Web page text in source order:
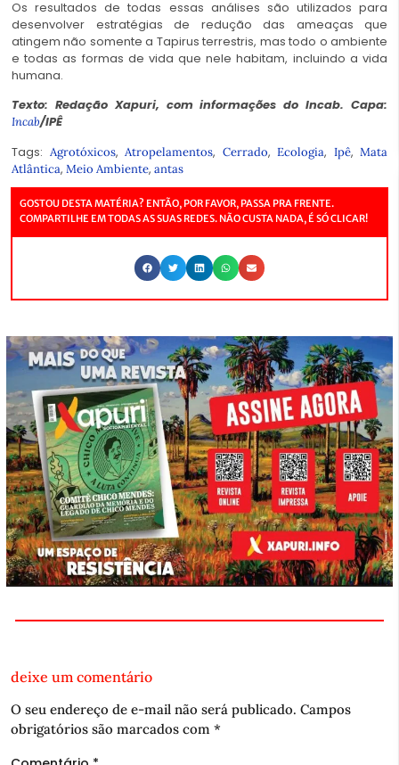
Os resultados de todas essas análises são utilizados para
desenvolver estratégias de redução das ameaças que
atingem não somente a Tapirus terrestris, mas todo o ambiente
e todas as formas de vida que nele habitam, incluindo a vida
humana.
Texto: Redação Xapuri, com informações do Incab. Capa:
Incab/IPÊ
Tags: Agrotóxicos, Atropelamentos, Cerrado, Ecologia, Ipê, Mata
Atlântica, Meio Ambiente, antas
GOSTOU DESTA MATÉRIA? ENTÃO, POR FAVOR, PASSA PRA FRENTE.
COMPARTILHE EM TODAS AS SUAS REDES. NÃO CUSTA NADA, É SÓ CLICAR!
deixe um comentário
O seu endereço de e-mail não será publicado. Campos
obrigatórios são marcados com *